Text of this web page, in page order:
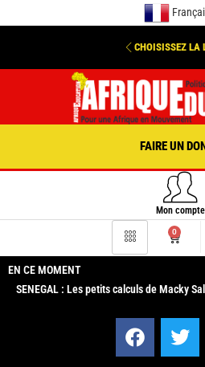
CHOISISSEZ LA
FAIRE UN
Mon compte
0
EN CE MOMENT
SENEGAL : Les petits calculs de Macky